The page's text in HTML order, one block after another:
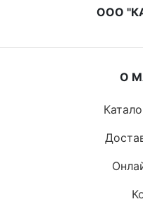
ООО
О